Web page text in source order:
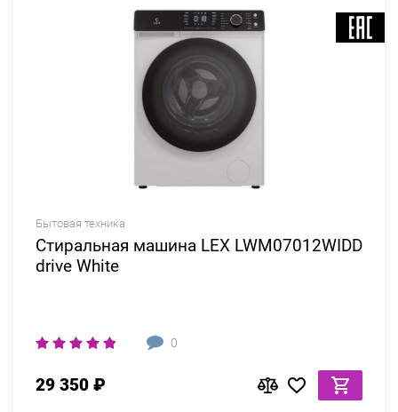
Бытовая техника
Стиральная машина LEX LWM07012WIDD
drive White
0
29 350 ₽